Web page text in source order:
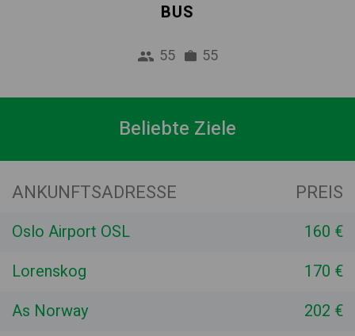
BUS
55 55
Beliebte Ziele
ANKUNFTSADRESSE PREIS
Oslo Airport OSL
160 €
Lorenskog
170 €
As Norway
202 €